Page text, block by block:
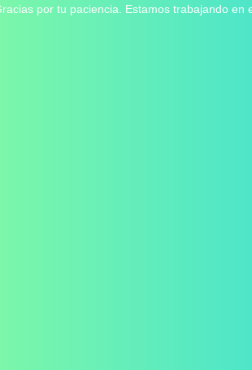
por tu paciencia. Estamos trabajando en